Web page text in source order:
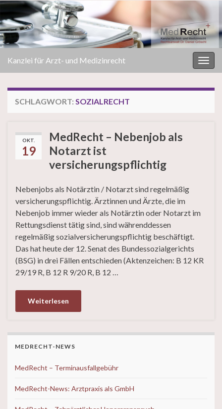
Kanzlei für Arzt- und Medizinrecht
SCHLAGWORT: SOZIALRECHT
OKT.
19
MedRecht – Nebenjob als
Notarzt ist
versicherungspflichtig
Nebenjobs als Notärztin / Notarzt sind regelmäßig
versicherungspflichtig. Ärztinnen und Ärzte, die im
Nebenjob immer wieder als Notärztin oder Notarzt im
Rettungsdienst tätig sind, sind währenddessen
regelmäßig sozialversicherungspflichtig beschäftigt.
Das hat heute der 12. Senat des Bundessozialgerichts
(BSG) in drei Fällen entschieden (Aktenzeichen: B 12 KR
29/19 R, B 12 R 9/20 R, B 12 …
Weiterlesen
MEDRECHT-NEWS
MedRecht – Terminausfallgebühr
MedRecht-News: Arztpraxis als GmbH